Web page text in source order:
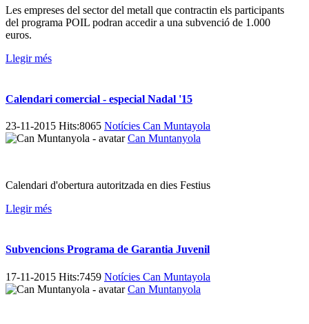
Les empreses del sector del metall que contractin els participants
del programa POIL podran accedir a una subvenció de 1.000
euros.
Llegir més
Calendari comercial - especial Nadal '15
23-11-2015 Hits:8065 Notícies Can Muntayola
Can Muntanyola
Calendari d'obertura autoritzada en dies Festius
Llegir més
Subvencions Programa de Garantia Juvenil
17-11-2015 Hits:7459 Notícies Can Muntayola
Can Muntanyola